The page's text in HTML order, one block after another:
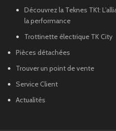
Découvrez la Teknes TK1:
la performance
Trottinette électrique TK City
Pièces détachées
Trouver un point de vente
Service Client
Actualités